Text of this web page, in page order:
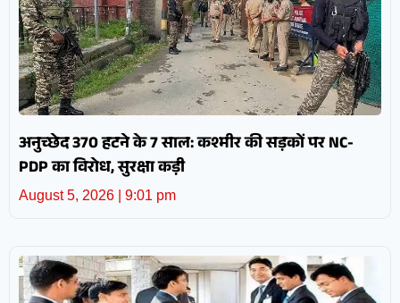
अनुच्छेद 370 हटने के 7 साल: कश्मीर की सड़कों पर NC-
PDP का विरोध, सुरक्षा कड़ी
August 5, 2026 9:01 pm